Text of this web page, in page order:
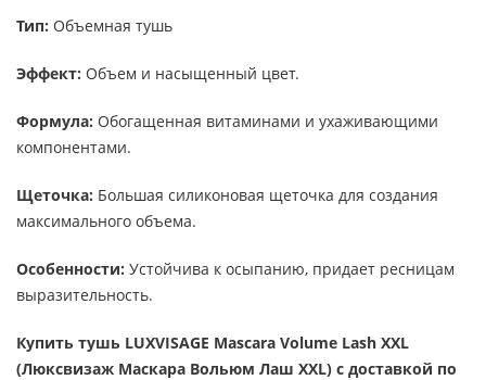
Тип: Объемная тушь
Эффект: Объем и насыщенный цвет.
Формула: Обогащенная витаминами и ухаживающими
компонентами.
Щеточка: Большая силиконовая щеточка для создания
максимального объема.
Особенности: Устойчива к осыпанию, придает ресницам
выразительность.
Купить тушь LUXVISAGE Mascara Volume Lash XXL
(Люксвизаж Маскара Вольюм Лаш XXL) с доставкой по